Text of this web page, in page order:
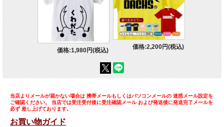
価格:1,980円(税込)
価格:2,200円(税込)
当店よりメールが届かない場合は 携帯メールもしくはパソコンメールの 迷惑メール設定を
ご確認ください。 当店では受注受付後に受注確認メール および発送後に発送完了メールを
必ず 差し上げております。
お買い物ガイド